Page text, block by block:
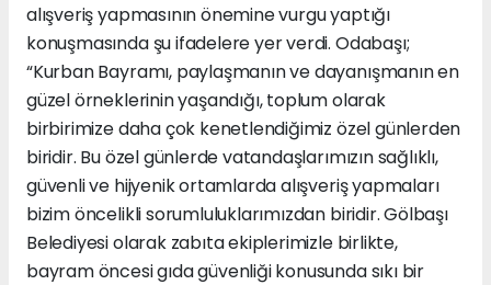
alışveriş yapmasının önemine vurgu yaptığı
konuşmasında şu ifadelere yer verdi. Odabaşı;
“Kurban Bayramı, paylaşmanın ve dayanışmanın en
güzel örneklerinin yaşandığı, toplum olarak
birbirimize daha çok kenetlendiğimiz özel günlerden
biridir. Bu özel günlerde vatandaşlarımızın sağlıklı,
güvenli ve hijyenik ortamlarda alışveriş yapmaları
bizim öncelikli sorumluluklarımızdan biridir. Gölbaşı
Belediyesi olarak zabıta ekiplerimizle birlikte,
bayram öncesi gıda güvenliği konusunda sıkı bir